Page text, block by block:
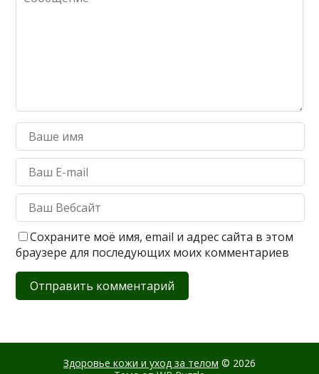
Сохраните моё имя, email и адрес сайта в этом
браузере для последующих моих комментариев
Здоровье кожи и уход за телом © 2026